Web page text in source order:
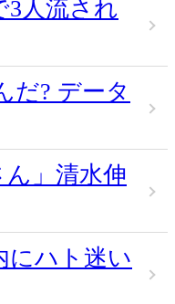
3人流され
だ? データ
ん」清水伸
にハト迷い